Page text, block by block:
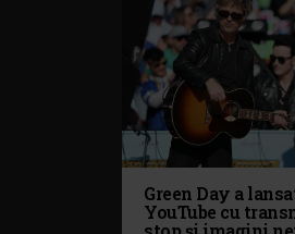
Green Day a
YouTube cu